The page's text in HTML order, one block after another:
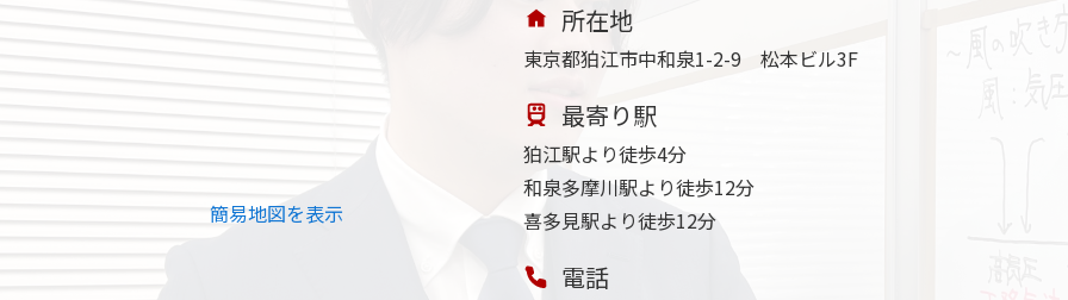
簡易地図を表示
所在地
東京都狛江市中和泉1-2-9 松本ビル3F
最寄り駅
狛江駅より徒歩4分
和泉多摩川駅より徒歩12分
喜多見駅より徒歩12分
電話